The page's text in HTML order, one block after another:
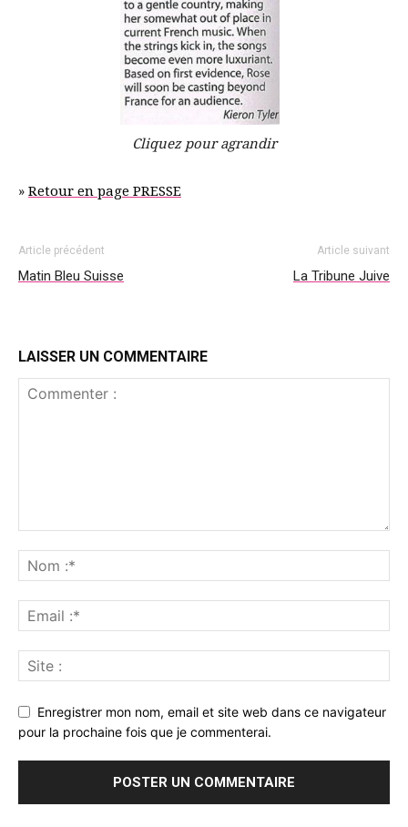
Cliquez pour agrandir
» Retour en page PRESSE
Article précédent
Matin Bleu Suisse
Article suivant
La Tribune Juive
LAISSER UN COMMENTAIRE
Enregistrer mon nom, email et site web dans ce navigateur
pour la prochaine fois que je commenterai.